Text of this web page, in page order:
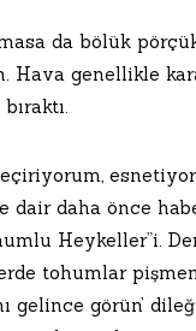
da bölük
Hava genellikle
daha önce
Heykeller”i.
tohumlar
gelince görün’